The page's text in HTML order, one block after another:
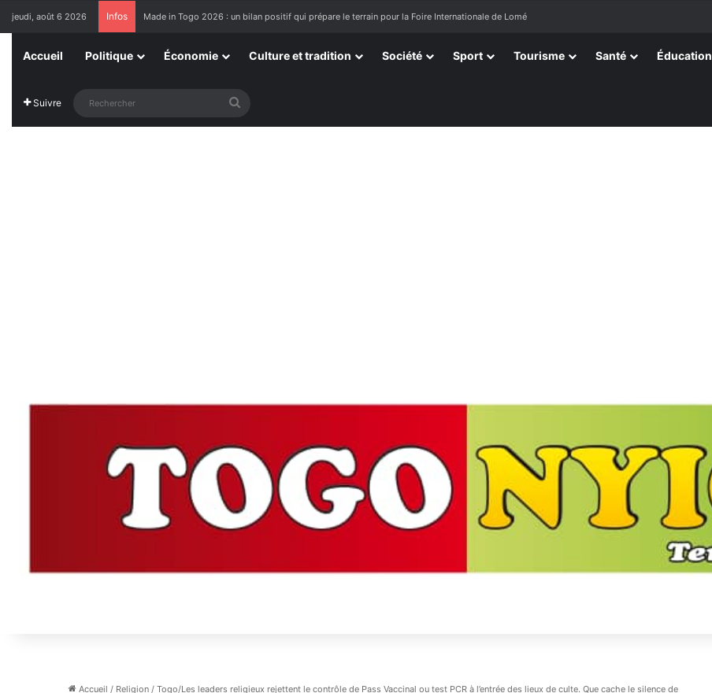
jeudi, août 6 2026 Infos Made in Togo 2026 : un bilan positif qui prépare le terrain pour la Foire Internationale de Lomé
Accueil Politique Économie Culture et tradition Société Sport Tourisme Santé Éducation
Suivre
Accueil / Religion / Togo/Les leaders religieux rejettent le contrôle de Pass Vaccinal ou test PCR à l’entrée des lieux de culte. Que cache le silence de